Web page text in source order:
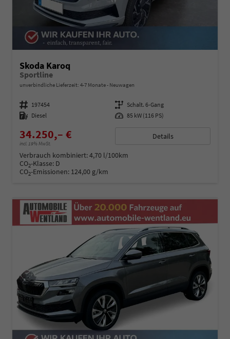
Skoda Karoq
Sportline
unverbindliche Lieferzeit: 4-7 Monate Neuwagen
Fahrzeugnummer 197454 Getriebe Schalt. 6-Gang
Kraftstoff Diesel Leistung 85 kW (116 PS)
34.250,– €
incl. 19% MwSt.
Details
Verbrauch kombiniert:4,70 l/100km
CO2-Klasse: D
CO2-Emissionen: 124,00 g/km